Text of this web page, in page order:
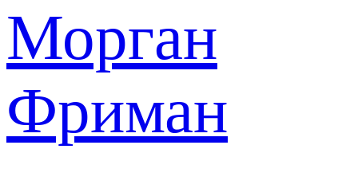
Морган
Фриман